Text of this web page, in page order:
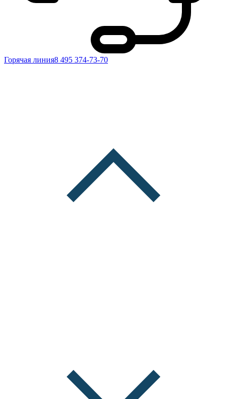
Горячая линия8 495 374-73-70